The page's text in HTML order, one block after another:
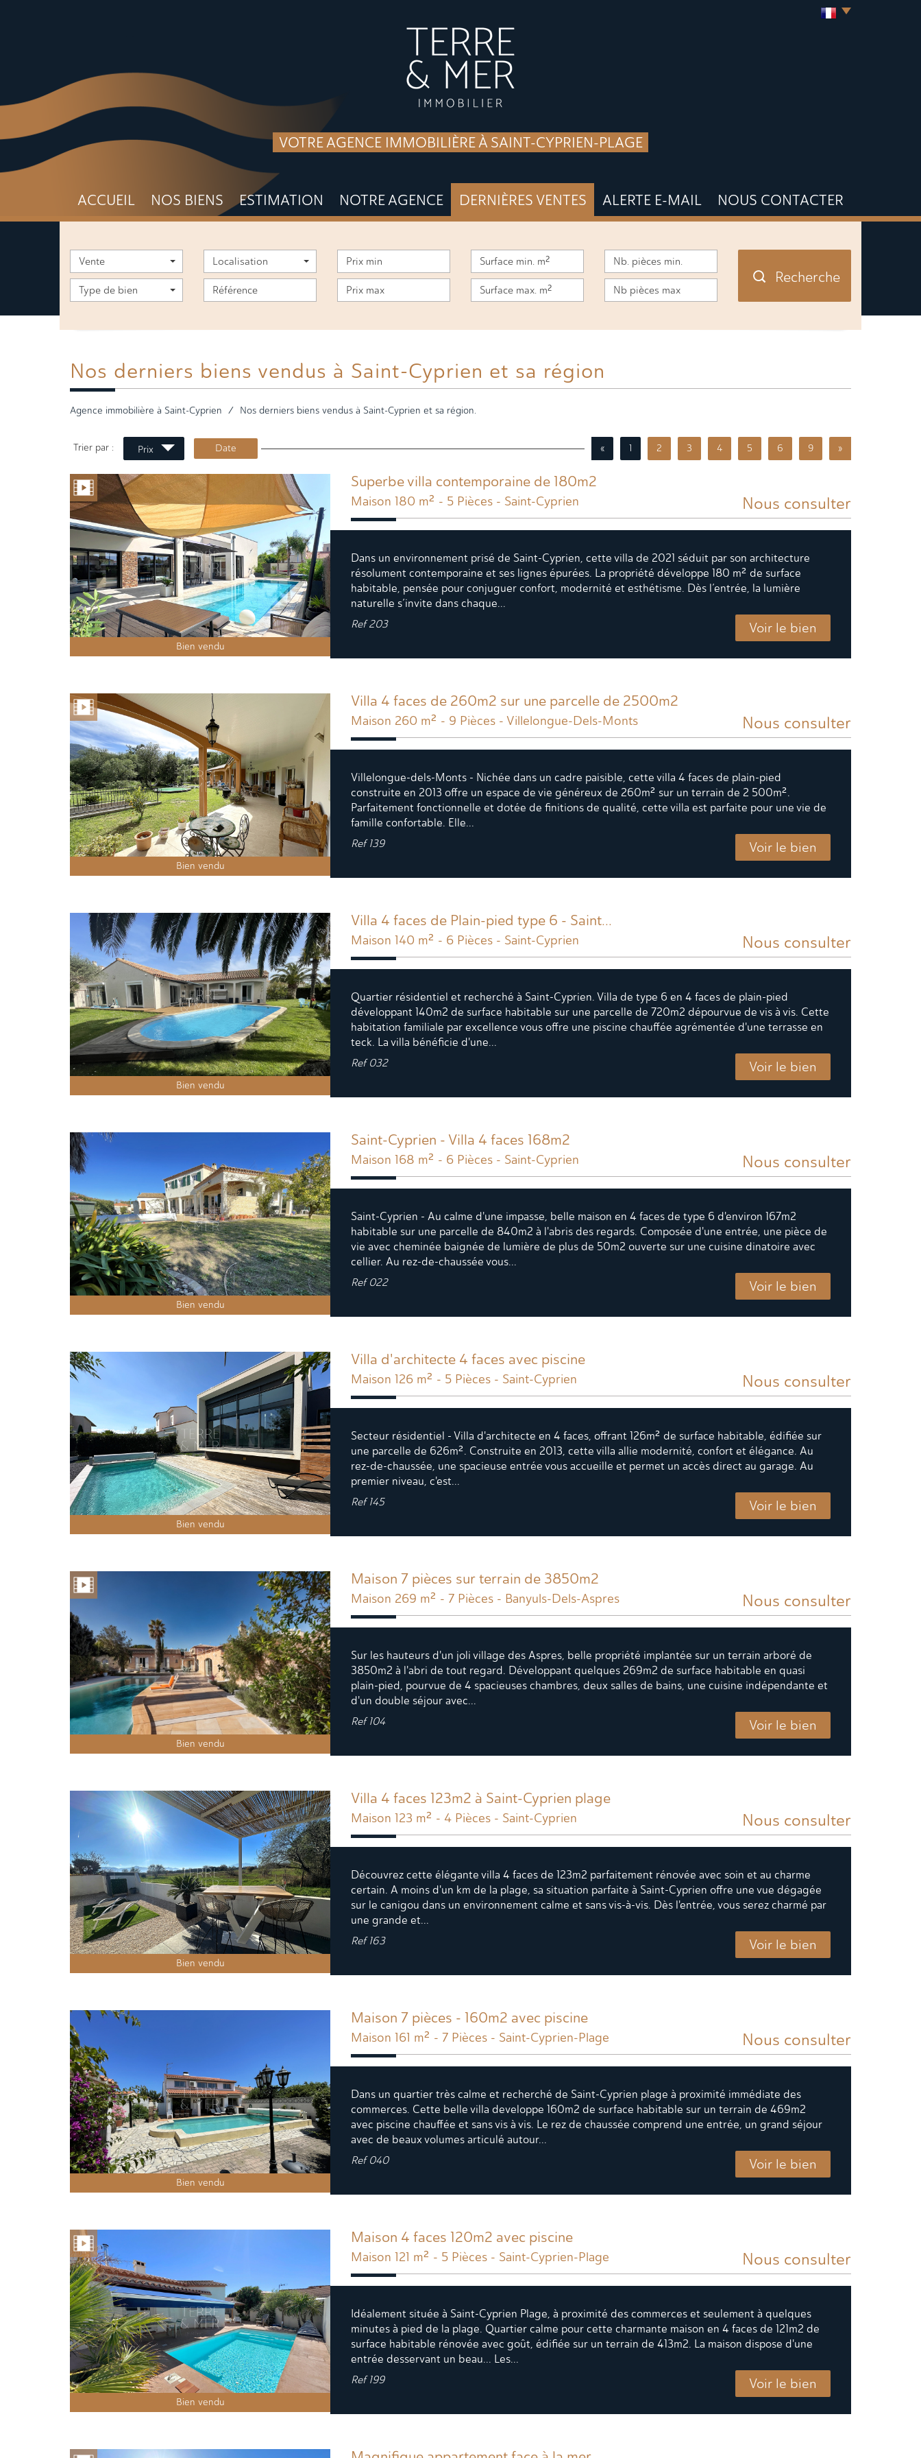
VOTRE AGENCE IMMOBILIÈRE À SAINT-CYPRIEN-PLAGE
ACCUEIL NOS BIENS ESTIMATION NOTRE AGENCE DERNIÈRES VENTES ALERTE E-MAIL NOUS CONTACTER
Vente
Type de bien
Localisation
Recherche
Nos derniers biens vendus à Saint-Cyprien et sa région
Agence immobilière à Saint-Cyprien Nos derniers biens vendus à Saint-Cyprien et sa région.
Trier par : Prix Date « 1 2 3 4 5 6 9 »
Bien vendu
Superbe villa contemporaine de 180m2
Maison 180 m² - 5 Pièces - Saint-Cyprien Nous consulter
Dans un environnement prisé de Saint-Cyprien, cette villa de 2021 séduit par son architecture
résolument contemporaine et ses lignes épurées. La propriété développe 180 m² de surface
habitable, pensée pour conjuguer confort, modernité et esthétisme. Dès l’entrée, la lumière
naturelle s’invite dans chaque...
Ref203 Voir le bien
Bien vendu
Villa 4 faces de 260m2 sur une parcelle de 2500m2
Maison 260 m² - 9 Pièces - Villelongue-Dels-Monts Nous consulter
Villelongue-dels-Monts - Nichée dans un cadre paisible, cette villa 4 faces de plain-pied
construite en 2013 offre un espace de vie généreux de 260m² sur un terrain de 2 500m².
Parfaitement fonctionnelle et dotée de finitions de qualité, cette villa est parfaite pour une vie de
famille confortable. Elle...
Ref139 Voir le bien
Bien vendu
Villa 4 faces de Plain-pied type 6 - Saint...
Maison 140 m² - 6 Pièces - Saint-Cyprien Nous consulter
Quartier résidentiel et recherché à Saint-Cyprien. Villa de type 6 en 4 faces de plain-pied
développant 140m2 de surface habitable sur une parcelle de 720m2 dépourvue de vis à vis. Cette
habitation familiale par excellence vous offre une piscine chauffée agrémentée d'une terrasse en
teck. La villa bénéficie d'une...
Ref032 Voir le bien
Bien vendu
Saint-Cyprien - Villa 4 faces 168m2
Maison 168 m² - 6 Pièces - Saint-Cyprien Nous consulter
Saint-Cyprien - Au calme d'une impasse, belle maison en 4 faces de type 6 d'environ 167m2
habitable sur une parcelle de 840m2 à l'abris des regards. Composée d'une entrée, une pièce de
vie avec cheminée baignée de lumière de plus de 50m2 ouverte sur une cuisine dinatoire avec
cellier. Au rez-de-chaussée vous...
Ref022 Voir le bien
Bien vendu
Villa d'architecte 4 faces avec piscine
Maison 126 m² - 5 Pièces - Saint-Cyprien Nous consulter
Secteur résidentiel - Villa d'architecte en 4 faces, offrant 126m² de surface habitable, édifiée sur
une parcelle de 626m². Construite en 2013, cette villa allie modernité, confort et élégance. Au
rez-de-chaussée, une spacieuse entrée vous accueille et permet un accès direct au garage. Au
premier niveau, c'est...
Ref145 Voir le bien
Bien vendu
Maison 7 pièces sur terrain de 3850m2
Maison 269 m² - 7 Pièces - Banyuls-Dels-Aspres Nous consulter
Sur les hauteurs d'un joli village des Aspres, belle propriété implantée sur un terrain arboré de
3850m2 à l'abri de tout regard. Développant quelques 269m2 de surface habitable en quasi
plain-pied, pourvue de 4 spacieuses chambres, deux salles de bains, une cuisine indépendante et
d'un double séjour avec...
Ref104 Voir le bien
Bien vendu
Villa 4 faces 123m2 à Saint-Cyprien plage
Maison 123 m² - 4 Pièces - Saint-Cyprien Nous consulter
Découvrez cette élégante villa 4 faces de 123m2 parfaitement rénovée avec soin et au charme
certain. A moins d'un km de la plage, sa situation parfaite à Saint-Cyprien offre une vue dégagée
sur le canigou dans un environnement calme et sans vis-à-vis. Dès l'entrée, vous serez charmé par
une grande et...
Ref163 Voir le bien
Bien vendu
Maison 7 pièces - 160m2 avec piscine
Maison 161 m² - 7 Pièces - Saint-Cyprien-Plage Nous consulter
Dans un quartier très calme et recherché de Saint-Cyprien plage à proximité immédiate des
commerces. Cette belle villa developpe 160m2 de surface habitable sur un terrain de 469m2
avec piscine chauffée et sans vis à vis. Le rez de chaussée comprend une entrée, un grand séjour
avec de beaux volumes articulé autour...
Ref040 Voir le bien
Bien vendu
Maison 4 faces 120m2 avec piscine
Maison 121 m² - 5 Pièces - Saint-Cyprien-Plage Nous consulter
Idéalement située à Saint-Cyprien Plage, à proximité des commerces et seulement à quelques
minutes à pied de la plage. Quartier calme pour cette charmante maison en 4 faces de 121m2 de
surface habitable rénovée avec goût, édifiée sur un terrain de 413m2. La maison dispose d'une
entrée desservant un beau... Les...
Ref199 Voir le bien